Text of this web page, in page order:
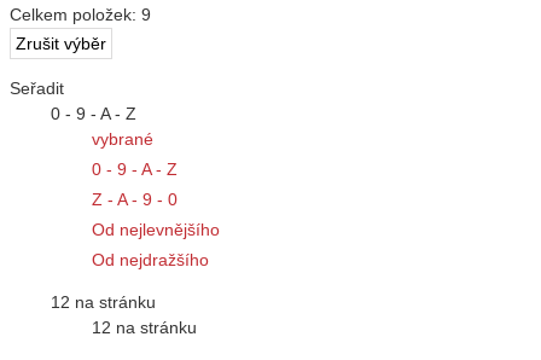
Celkem položek: 9
Seřadit
0 - 9 - A - Z
vybrané
0 - 9 - A - Z
Z - A - 9 - 0
Od nejlevnějšího
Od nejdražšího
12 na stránku
12 na stránku